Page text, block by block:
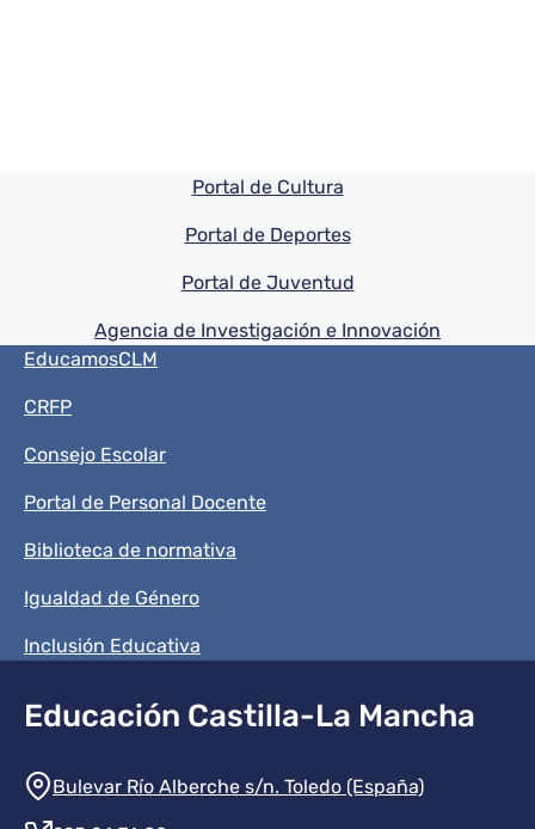
Pie de pagina información
Portal de Cultura
Portal de Deportes
Portal de Juventud
Agencia de Investigación e Innovación
Menú del pie
EducamosCLM
CRFP
Consejo Escolar
Portal de Personal Docente
Biblioteca de normativa
Igualdad de Género
Inclusión Educativa
Educación Castilla-La Mancha
Información de la institución
Bulevar Río Alberche s/n. Toledo (España)